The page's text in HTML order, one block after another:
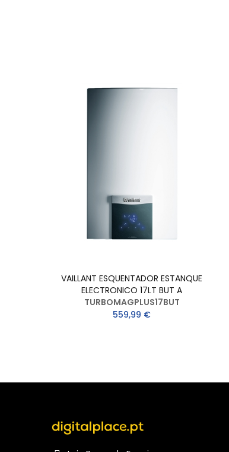
VAILLANT ESQUENTADOR ESTANQUE
ELECTRONICO 17LT BUT A
TURBOMAGPLUS17BUT
559,99 €